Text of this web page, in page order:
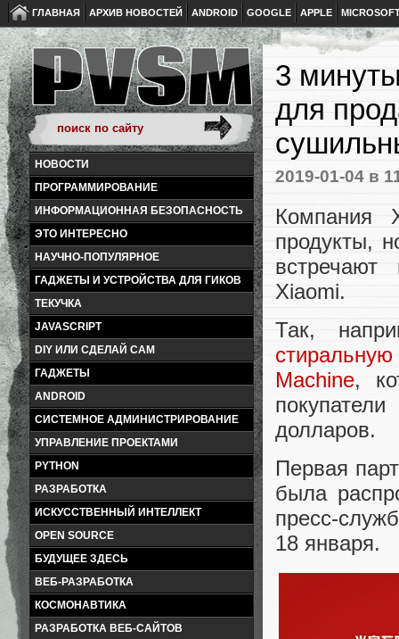
ГЛАВНАЯ АРХИВ НОВОСТЕЙ ANDROID GOOGLE APPLE
НОВОСТИ
ПРОГРАММИРОВАНИЕ
ИНФОРМАЦИОННАЯ БЕЗОПАСНОСТЬ
ЭТО ИНТЕРЕСНО
НАУЧНО-ПОПУЛЯРНОЕ
ГАДЖЕТЫ И УСТРОЙСТВА ДЛЯ ГИКОВ
ТЕКУЧКА
JAVASCRIPT
DIY ИЛИ СДЕЛАЙ САМ
ГАДЖЕТЫ
ANDROID
СИСТЕМНОЕ АДМИНИСТРИРОВАНИЕ
УПРАВЛЕНИЕ ПРОЕКТАМИ
PYTHON
РАЗРАБОТКА
ИСКУССТВЕННЫЙ ИНТЕЛЛЕКТ
OPEN SOURCE
БУДУЩЕЕ ЗДЕСЬ
ВЕБ-РАЗРАБОТКА
КОСМОНАВТИКА
РАЗРАБОТКА ВЕБ-САЙТОВ
3
для
2019-01-04 в
Компания
продукты,
встречают
Xiaomi.
Так,
Machine,
долларов.
Первая
была
пресс-
18 января.